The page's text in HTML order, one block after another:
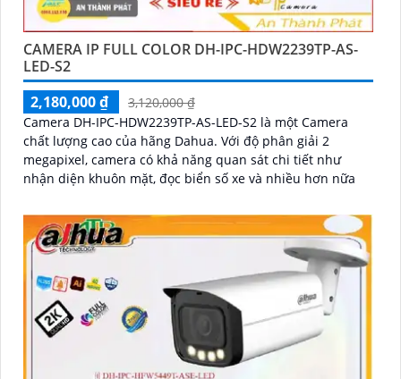
CAMERA IP FULL COLOR DH-IPC-HDW2239TP-AS-
LED-S2
2,180,000 ₫
3,120,000 ₫
Camera DH-IPC-HDW2239TP-AS-LED-S2 là một Camera
chất lượng cao của hãng Dahua. Với độ phân giải 2
megapixel, camera có khả năng quan sát chi tiết như
nhận diện khuôn mặt, đọc biển số xe và nhiều hơn nữa